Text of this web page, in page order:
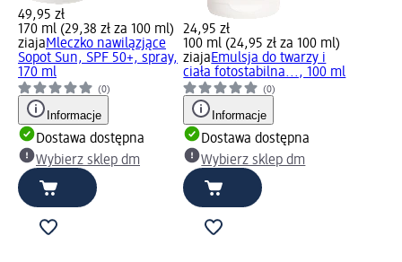
49,95 zł
170 ml (29,38 zł za 100 ml)
ziajaMleczko nawilązjące
Sopot Sun, SPF 50+, spray,
170 ml
(0)
Informacje
Dostawa dostępna
Wybierz sklep dm
24,95 zł
100 ml (24,95 zł za 100 ml)
ziajaEmulsja do twarzy i
ciała fotostabilna..., 100 ml
(0)
Informacje
Dostawa dostępna
Wybierz sklep dm